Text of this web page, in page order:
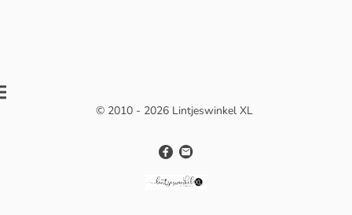
© 2010 - 2026 Lintjeswinkel XL